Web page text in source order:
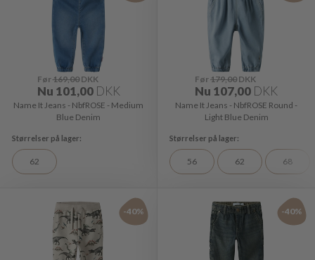
Før169,00DKK
Nu 101,00 DKK
Name It Jeans - NbfROSE - Medium
Blue Denim
62
Før179,00 DKK
Nu 107,00 DKK
Name It Jeans - NbfROSE Round -
Light Blue Denim
56 62 68
-40% -40%